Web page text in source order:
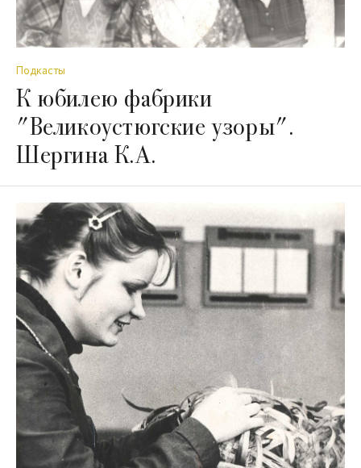
Подкасты
К юбилею фабрики
"Великоустюгские узоры".
Шергина К.А.